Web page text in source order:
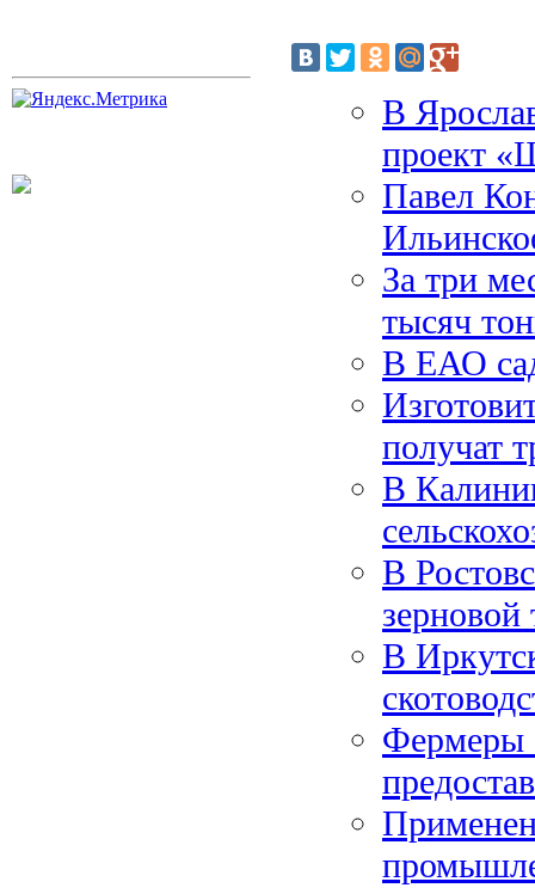
В
проект
Павел
За три
тысяч
В ЕАО
получат
В
В
В
Фермеры